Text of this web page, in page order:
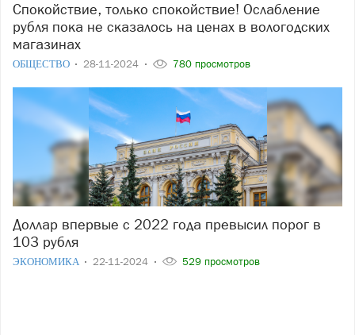
Спокойствие, только спокойствие! Ослабление
рубля пока не сказалось на ценах в вологодских
магазинах
ОБЩЕСТВО 28-11-2024 780 просмотров
Доллар впервые с 2022 года превысил порог в
103 рубля
ЭКОНОМИКА 22-11-2024 529 просмотров